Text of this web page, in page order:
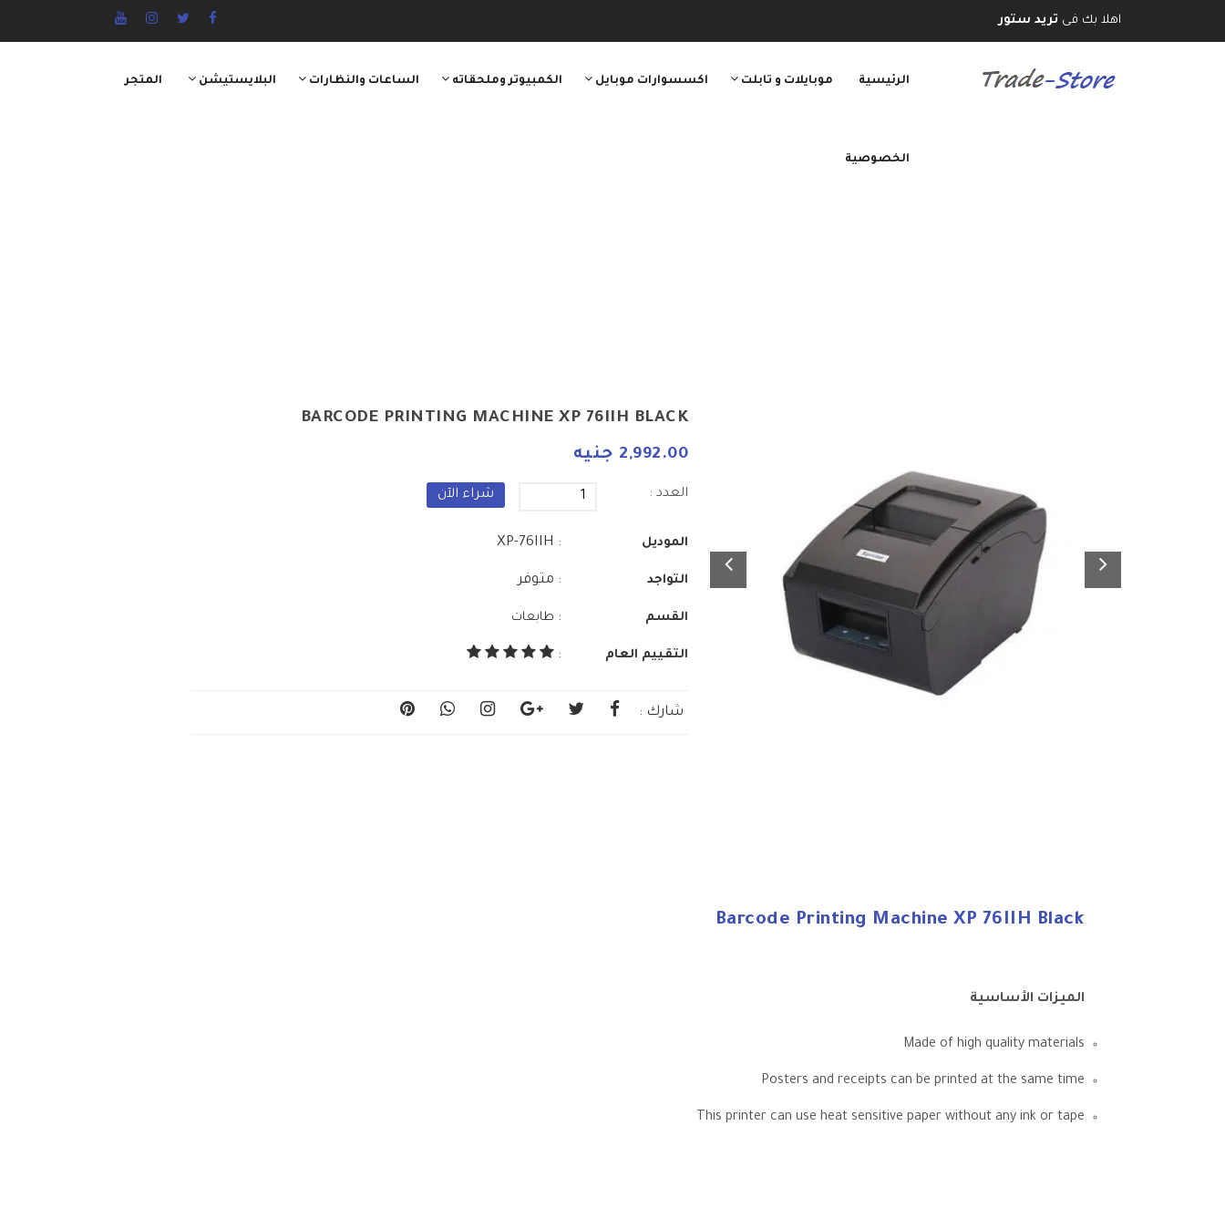
اهلا بك فى تريد ستور
الرئيسية موبايلات و تابلت اكسسوارات موبايل الكمبيوتر وملحقاته الساعات والنظارات البلايستيشن المتجر
الخصوصية
BARCODE PRINTING MACHINE XP 76IIH BLACK
2,992.00 جنيه
العدد : شراء الآن
الموديل : XP-76IIH
التواجد : متوفر
القسم : طابعات
التقييم العام :
شارك :
Barcode Printing Machine XP 76IIH Black
الميزات الأساسية
Made of high quality materials
Posters and receipts can be printed at the same time
This printer can use heat sensitive paper without any ink or tape